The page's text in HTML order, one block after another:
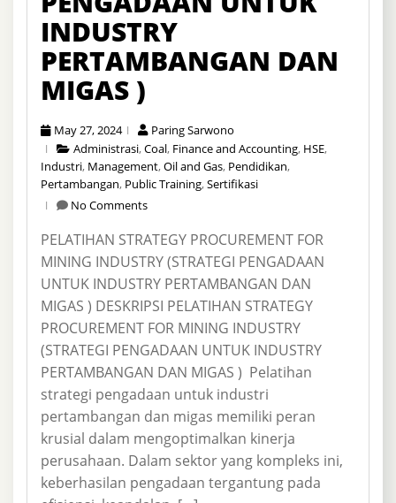
INDUSTRY
PERTAMBANGAN DAN
MIGAS )
May 27, 2024
Paring Sarwono
Administrasi,Coal, Finance and Accounting, HSE,
Industri, Management,Oil and Gas, Pendidikan,
Pertambangan, Public Training,Sertifikasi
No Comments
PELATIHAN STRATEGY PROCUREMENT FOR
MINING INDUSTRY (STRATEGI PENGADAAN
UNTUK INDUSTRY PERTAMBANGAN DAN
MIGAS ) DESKRIPSI PELATIHAN STRATEGY
PROCUREMENT FOR MINING INDUSTRY
(STRATEGI PENGADAAN UNTUK INDUSTRY
PERTAMBANGAN DAN MIGAS ) Pelatihan
strategi pengadaan untuk industri
pertambangan dan migas memiliki peran
krusial dalam mengoptimalkan kinerja
perusahaan. Dalam sektor yang kompleks ini,
keberhasilan pengadaan tergantung pada